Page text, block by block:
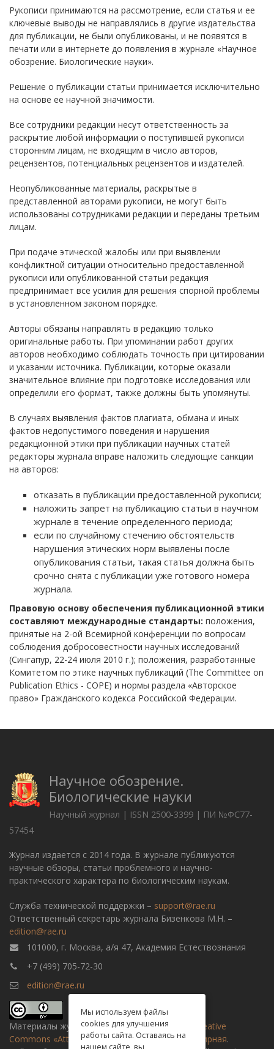
Рукописи принимаются на рассмотрение, если статья и ее
ключевые выводы не направлялись в другие издательства
для публикации, не были опубликованы, и не появятся в
печати или в интернете до появления в журнале «Научное
обозрение. Биологические науки».
Решение о публикации статьи принимается исключительно
на основе ее научной значимости.
Все сотрудники редакции несут ответственность за
раскрытие любой информации о поступившей рукописи
сторонним лицам, не входящим в число авторов,
рецензентов, потенциальных рецензентов и издателей.
Неопубликованные материалы, раскрытые в
представленной авторами рукописи, не могут быть
использованы сотрудниками редакции и переданы третьим
лицам.
При подаче этической жалобы или при выявлении
конфликтной ситуации относительно предоставленной
рукописи или опубликованной статьи редакция
предпринимает все усилия для решения спорной проблемы
в установленном законом порядке.
Авторы обязаны направлять в редакцию только
оригинальные работы. При упоминании работ других
авторов необходимо соблюдать точность при цитировании
и указании источника. Публикации, которые оказали
значительное влияние при подготовке исследования или
определили его формат, также должны быть упомянуты.
В случаях выявления фактов плагиата, обмана и иных
фактов недопустимого поведения и нарушения
редакционной этики при публикации научных статей
редакторы журнала вправе наложить следующие санкции
на авторов:
отказать в публикации предоставленной рукописи;
наложить запрет на публикацию статьи в научном
журнале в течение определенного периода;
если по случайному стечению обстоятельств
нарушения этических норм выявлены после
опубликования статьи, такая статья должна быть
срочно снята с публикации уже готового номера
журнала.
Правовую основу обеспечения публикационной этики
составляют международные стандарты: положения,
принятые на 2-ой Всемирной конференции по вопросам
соблюдения добросовестности научных исследований
(Сингапур, 22-24 июля 2010 г.); положения, разработанные
Комитетом по этике научных публикаций (The Committee on
Publication Ethics - COPE) и нормы раздела «Авторское
право» Гражданского кодекса Российской Федерации.
Научное обозрение.
Биологические науки
Научный журнал | ISSN 2500-3399 | ПИ №ФС77-
57454
Журнал издается с 2014 года. В журнале публикуются
научные обзоры, статьи проблемного и научно-
практического характера по биологическим наукам.
Служба технической поддержки – support@rae.ru
Ответственный секретарь журнала Бизенкова М.Н. –
edition@rae.ru
101000, г. Москва, а/я 47, Академия Естествознания
+7 (499) 705-72-30
edition@rae.ru
Материалы журнала доступны полицензии Creative
Commons «Attribution» («Атрибуция») 4.0 Всемирная.
Мы используем файлы
cookies для улучшения
работы сайта. Оставаясь на
нашем сайте, вы